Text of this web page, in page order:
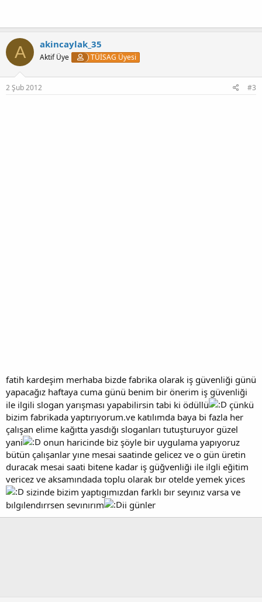
A akincaylak_35
Aktif Üye TÜİSAG Üyesi
2 Şub 2012 #3
fatih kardeşim merhaba bizde fabrika olarak iş güvenliği günü
yapacağız haftaya cuma günü benim bir önerim iş güvenliği
ile ilgili slogan yarışması yapabilirsin tabi ki ödüllü
çünkü
bizim fabrikada yaptırıyorum.ve katılımda baya bi fazla her
çalışan elime kağıtta yasdığı sloganları tutuşturuyor güzel
yani
onun haricinde biz şöyle bir uygulama yapıyoruz
bütün çalışanlar yıne mesai saatinde gelicez ve o gün üretin
duracak mesai saati bitene kadar iş güğvenliği ile ilgli eğitim
vericez ve aksamındada toplu olarak bır otelde yemek yices
sizinde bizim yaptıgımızdan farklı bır seyınız varsa ve
bılgılendırrsen sevınırım
ii günler